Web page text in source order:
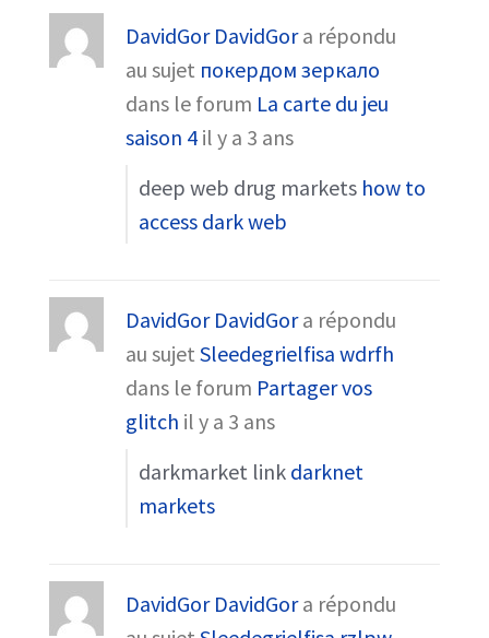
DavidGor DavidGora répondu
au sujet покердом зеркало
dans le forum La carte du jeu
saison 4 il y a 3 ans
deep web drug markets how to
access dark web
DavidGor DavidGora répondu
au sujetSleedegrielfisa wdrfh
dans le forum Partager vos
glitch il y a 3 ans
darkmarket link darknet
markets
DavidGor DavidGora répondu